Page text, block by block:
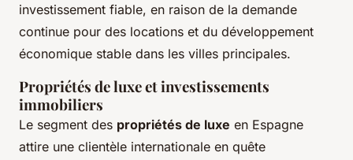
investissement fiable, en raison de la demande
continue pour des locations et du développement
économique stable dans les villes principales.
Propriétés de luxe et investissements
immobiliers
Le segment des propriétés de luxe en Espagne
attire une clientèle internationale en quête